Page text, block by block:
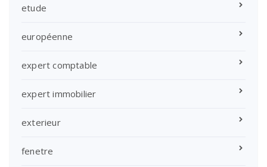
etude
européenne
expert comptable
expert immobilier
exterieur
fenetre